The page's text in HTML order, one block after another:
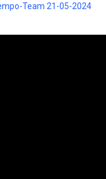
Team 21-05-2024